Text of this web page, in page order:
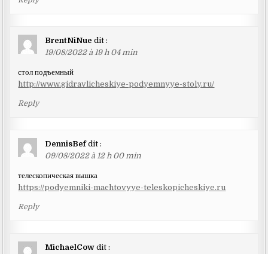
BrentNiNue dit :
19/08/2022 à 19 h 04 min
стол подъемный
http://www.gidravlicheskiye-podyemnyye-stoly.ru/
Reply
DennisBef dit :
09/08/2022 à 12 h 00 min
телескопическая вышка
https://podyemniki-machtovyye-teleskopicheskiye.ru
Reply
MichaelCow dit :